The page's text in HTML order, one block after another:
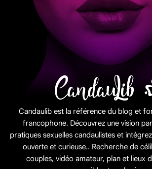
Candaulib est la référence du blog et
francophone. Découvrez une vision
pratiques sexuelles candaulistes et
ouverte et curieuse.. Recherche de
couples, vidéo amateur, plan et lieux